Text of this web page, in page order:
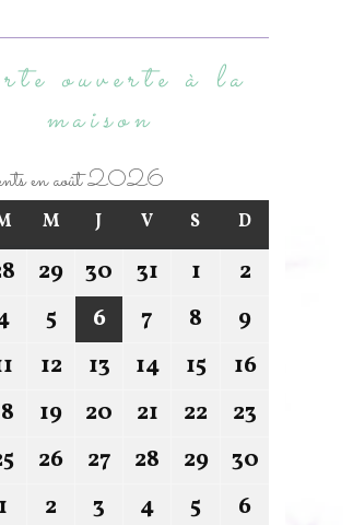
ouverte à la
maison
en août 2026
M J V S D
29 30 31 1
2
5 6 7 8
9
12 13 14 15
16
19 20 21 22
23
26 27 28 29
30
1 2 3 4 5 6